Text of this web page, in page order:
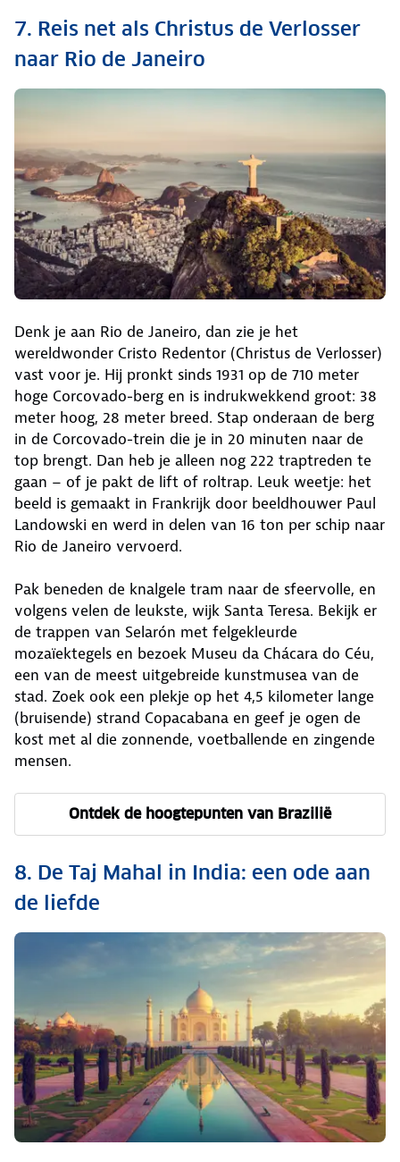
7. Reis net als Christus de Verlosser
naar Rio de Janeiro
Denk je aan Rio de Janeiro, dan zie je het
wereldwonder Cristo Redentor (Christus de Verlosser)
vast voor je. Hij pronkt sinds 1931 op de 710 meter
hoge Corcovado-berg en is indrukwekkend groot: 38
meter hoog, 28 meter breed. Stap onderaan de berg
in de Corcovado-trein die je in 20 minuten naar de
top brengt. Dan heb je alleen nog 222 traptreden te
gaan – of je pakt de lift of roltrap. Leuk weetje: het
beeld is gemaakt in Frankrijk door beeldhouwer Paul
Landowski en werd in delen van 16 ton per schip naar
Rio de Janeiro vervoerd.
Pak beneden de knalgele tram naar de sfeervolle, en
volgens velen de leukste, wijk Santa Teresa. Bekijk er
de trappen van Selarón met felgekleurde
mozaïektegels en bezoek Museu da Chácara do Céu,
een van de meest uitgebreide kunstmusea van de
stad. Zoek ook een plekje op het 4,5 kilometer lange
(bruisende) strand Copacabana en geef je ogen de
kost met al die zonnende, voetballende en zingende
mensen.
Ontdek de hoogtepunten van Brazilië
8. De Taj Mahal in India: een ode aan
de liefde